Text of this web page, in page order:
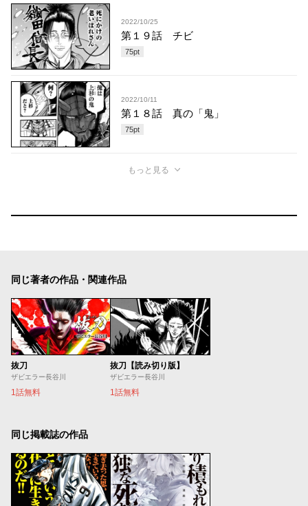
2022/10/25
第１９話 チビ
75pt
2022/10/11
第１８話 真の「鬼」
75pt
もっと見る
同じ著者の作品・関連作品
抜刀
ザビエラー長谷川
1話無料
抜刀【読み切り版】
ザビエラー長谷川
1話無料
同じ掲載誌の作品